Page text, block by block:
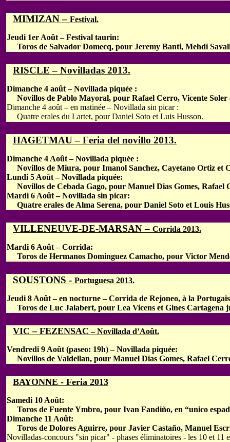
MIMIZAN – Festival.
Jeudi 1er Août – Festival taurin:
Toros de Salvador Domecq, pour Jeremy Banti, Mehdi
RISCLE – Novilladas 2013.
Dimanche 4 août – Novillada piquée :
Novillos de Pablo Mayoral, pour Rafael Cerro, Vicente
Dimanche 4 août – en matinée – Novillada sin picar :
Quatre erales du Lartet, pour Daniel Soto et Luis Husson.
HAGETMAU – Feria del novillo 2013.
Dimanche 4 Août – Novillada piquée :
Novillos de Miura, pour Imanol Sanchez, Cayetano Ortiz et
Lundi 5 Août – Novillada piquée:
Novillos de Cebada Gago, pour Manuel Dias Gomes, Rafael
Mardi 6 Août – Novillada sin picar:
Quatre erales de Alma Serena, pour Daniel Soto et Louis
VILLENEUVE-DE-MARSAN – Corrida 2013.
Mardi 6 Août – Corrida:
Toros de Hermanos Dominguez Camacho, pour Victor
SOUSTONS - Portuguesa 2013.
Jeudi 8 Août – en nocturne – Corrida de Rejoneo, à la
Toros de Luc Jalabert, pour Lea Vicens et Gines Cartagena
VIC – FEZENSAC – Novillada d’Août.
Vendredi 9 Août (paseo: 19h) – Novillada piquée:
Novillos de Valdellan, pour Manuel Dias Gomes, Rafael
BAYONNE - Feria 2013
Samedi 10 Août:
Toros de Fuente Ymbro, pour Ivan Fandiño, en “unico
Dimanche 11 Août:
Toros de Dolores Aguirre, pour Javier Castaño, Manuel
Novilladas-concours "sin picar" - phases éliminatoires - les 10 et 11